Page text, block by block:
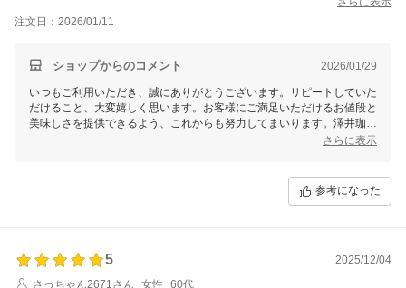
注文日：2026/01/11
ショップからのコメント 2026/01/29
いつもご利用いただき、誠にありがとうございます。リピートしていた
だけること、大変嬉しく思います。お客様にご満足いただけるお値段と
美味しさを提供できるよう、これからも努力してまいります。澤井珈琲
の焼きたてコーヒーを引き続きお楽しみいただけるよう、スタッフ一
さらに表示
参考になった
5
2025/12/04
さっちゃん2671さん
女性 60代